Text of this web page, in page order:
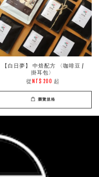
【白日夢】 中焙配方 〈咖啡豆 /
掛耳包〉
從 NT$ 200 起
瀏覽規格